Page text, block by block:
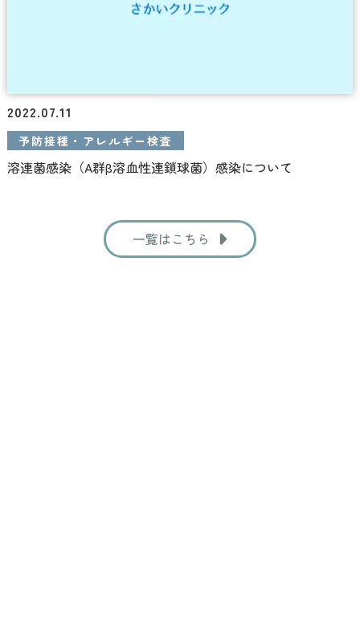
2022.07.11
予防接種・アレルギー検査
溶連菌感染（A群β溶血性連鎖球菌）感染について
一覧はこちら